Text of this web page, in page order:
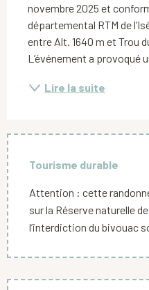
novembre 2025 et
départemental RTM de
entre Alt. 1640 m et Trou
L’événement a provoqué
Lire la suite
Tourisme durable
Attention : cette
sur la Réserve naturelle
l’interdiction du bivouac